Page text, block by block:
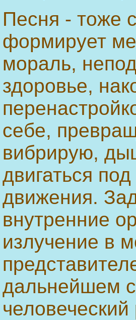
Песня - тоже
формирует
мораль,
здоровье,
себе,
вибрирую,
двигаться
движения.
внутренние
излучение в
дальнейшем